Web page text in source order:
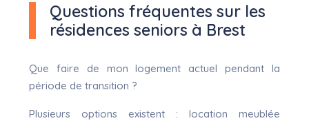
Questions fréquentes sur les
résidences seniors à Brest
Que faire de mon logement actuel pendant la
période de transition ?
Plusieurs options existent : location meublée